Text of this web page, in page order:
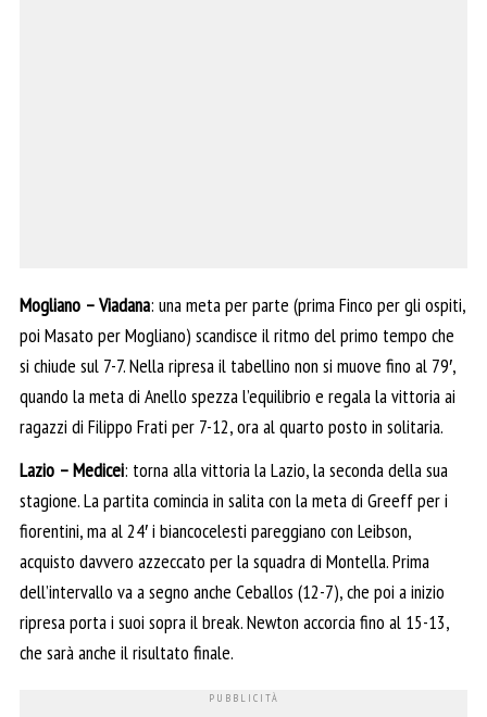
Mogliano – Viadana: una meta per parte (prima Finco per gli ospiti,
poi Masato per Mogliano) scandisce il ritmo del primo tempo che
si chiude sul 7-7. Nella ripresa il tabellino non si muove fino al 79′,
quando la meta di Anello spezza l’equilibrio e regala la vittoria ai
ragazzi di Filippo Frati per 7-12, ora al quarto posto in solitaria.
Lazio – Medicei: torna alla vittoria la Lazio, la seconda della sua
stagione. La partita comincia in salita con la meta di Greeff per i
fiorentini, ma al 24′ i biancocelesti pareggiano con Leibson,
acquisto davvero azzeccato per la squadra di Montella. Prima
dell’intervallo va a segno anche Ceballos (12-7), che poi a inizio
ripresa porta i suoi sopra il break. Newton accorcia fino al 15-13,
che sarà anche il risultato finale.